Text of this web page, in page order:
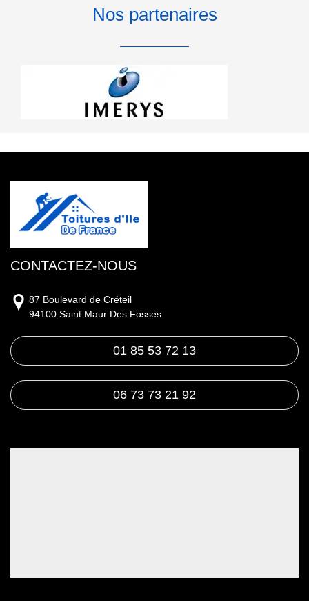
Nos partenaires
CONTACTEZ-NOUS
87 Boulevard de Créteil
94100 Saint Maur Des Fosses
01 85 53 72 13
06 73 73 21 92